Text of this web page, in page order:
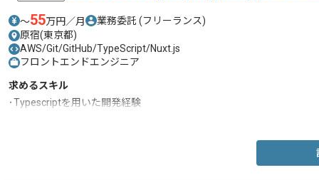
〜55万円／月 業務委託 (フリーランス)
原宿(東京都)
AWS/Git/GitHub/TypeScript/Nuxt.js
フロントエンドエンジニア
求めるスキル
･Typescriptを用いた開発経験